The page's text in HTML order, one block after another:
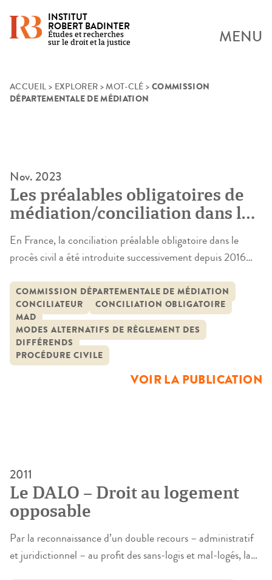
Skip
INSTITUT
ROBERT BADINTER
Études et recherches
sur le droit et la justice
MENU
ACCUEIL > EXPLORER >MOT-CLÉ > COMMISSION
DÉPARTEMENTALE DE MÉDIATION
Nov. 2023
Les préalables obligatoires de
médiation/conciliation dans le
procès civil en France et en
Allemagne
En France, la conciliation préalable obligatoire dans le
procès civil a été introduite successivement depuis 2016
litigieuse est inférieure ou égale à 5 000 €. En Allemagne,
elle a été expérimentée depuis plus de 20 ans, mais avec un
champ d’application nettement plus […]
COMMISSION DÉPARTEMENTALE DE MÉDIATION
CONCILIATEUR
CONCILIATION OBLIGATOIRE
MAD
MODES ALTERNATIFS DE RÈGLEMENT DES
DIFFÉRENDS
PROCÉDURE CIVILE
VOIR LA PUBLICATION
2011
Le DALO – Droit au logement
opposable
Par la reconnaissance d’un double recours – administratif
et juridictionnel – au profit des sans-logis et mal-logés, la